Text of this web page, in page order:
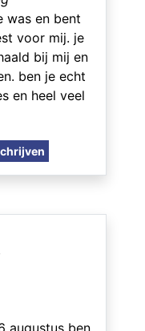
was en bent
voor mij. je
bij mij en
ben je echt
en heel veel